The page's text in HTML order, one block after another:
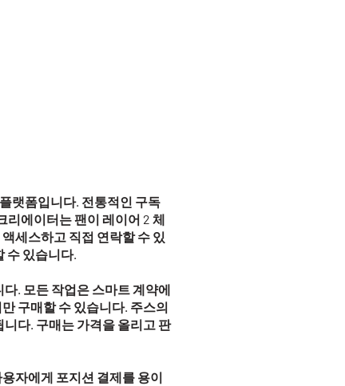
랫폼입니다. 전통적인 구독
리에이터는 팬이 레이어 2 체
세스하고 직접 연락할 수 있
수 있습니다.
. 모든 작업은 스마트 계약에
구매할 수 있습니다. 주스의
다. 구매는 가격을 올리고 판
자에게 포지션 결제를 용이